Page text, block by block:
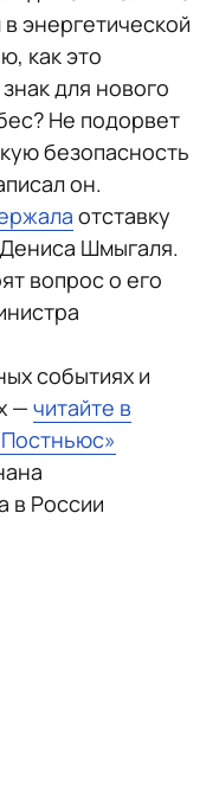
энергетической
как это
для нового
Не подорвет
безопасность
он.
отставку
Шмыгаля.
вопрос о его
событиях и
— читайте в
в России